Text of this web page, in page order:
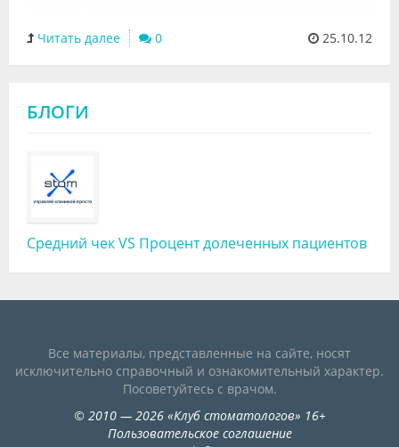
Читать далее 0 25.10.12
БЛОГИ
Средний чек VS Процент долеченных пациентов
Все материалы, представленные на сайте, носят
исключительно справочный и ознакомительный характер.
Посоветуйтесь с врачом.
© 2010— 2026«Клуб стоматологов» 16+
Пользовательское соглашение